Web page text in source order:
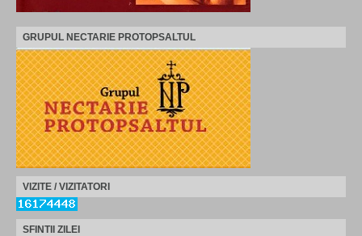
GRUPUL NECTARIE PROTOPSALTUL
VIZITE / VIZITATORI
SFINTII ZILEI